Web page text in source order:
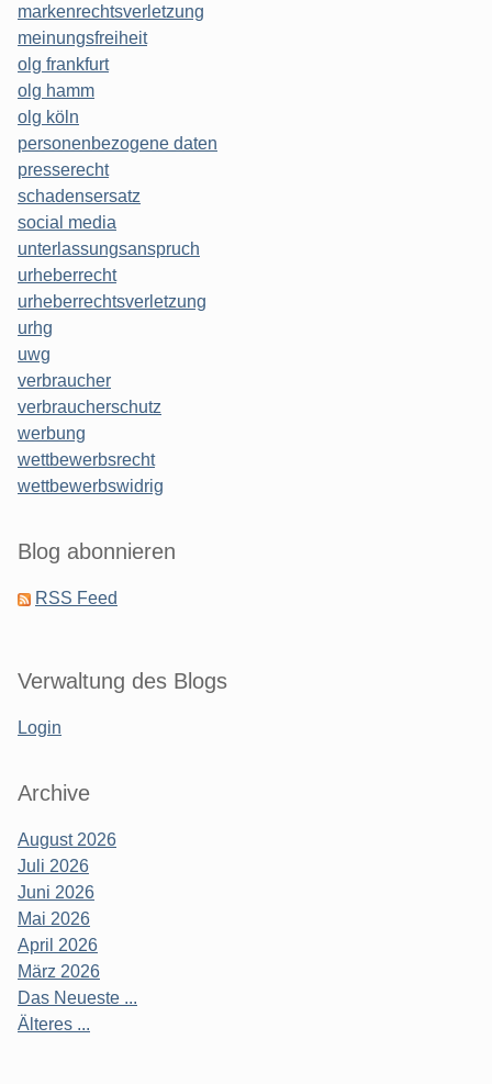
markenrechtsverletzung
meinungsfreiheit
olg frankfurt
olg hamm
olg köln
personenbezogene daten
presserecht
schadensersatz
social media
unterlassungsanspruch
urheberrecht
urheberrechtsverletzung
urhg
uwg
verbraucher
verbraucherschutz
werbung
wettbewerbsrecht
wettbewerbswidrig
Blog abonnieren
RSS Feed
Verwaltung des Blogs
Login
Archive
August 2026
Juli 2026
Juni 2026
Mai 2026
April 2026
März 2026
Das Neueste ...
Älteres ...